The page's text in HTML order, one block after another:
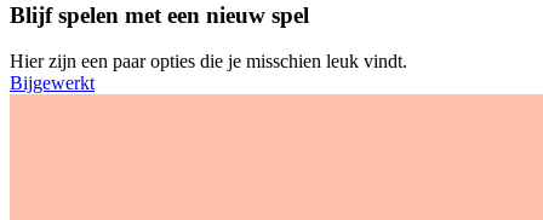
Blijf spelen met een nieuw spel
Hier zijn een paar opties die je misschien leuk vindt.
Bijgewerkt